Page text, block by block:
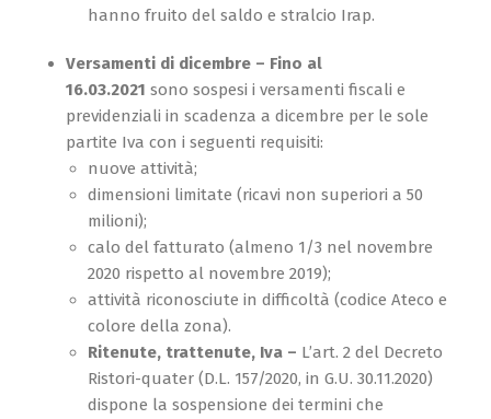
hanno fruito del saldo e stralcio Irap.
Versamenti di dicembre – Fino al
16.03.2021 sono sospesi i versamenti fiscali e
previdenziali in scadenza a dicembre per le sole
partite Iva con i seguenti requisiti:
nuove attività;
dimensioni limitate (ricavi non superiori a 50
milioni);
calo del fatturato (almeno 1/3 nel novembre
2020 rispetto al novembre 2019);
attività riconosciute in difficoltà (codice Ateco e
colore della zona).
Ritenute, trattenute, Iva – L’art. 2 del Decreto
Ristori-quater (D.L. 157/2020, in G.U. 30.11.2020)
dispone la sospensione dei termini che